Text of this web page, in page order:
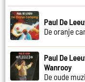
Paul De
De oranje
Paul De
Wanrooy
De oude